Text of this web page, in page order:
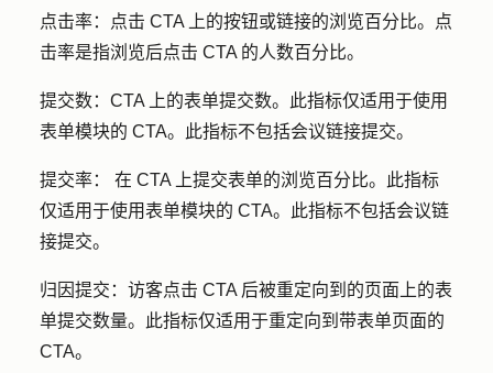
点击率：点击 CTA 上的按钮或链接的浏览百分比。点
击率是指浏览后点击 CTA 的人数百分比。
提交数： CTA 上的表单提交数。此指标仅适用于使用
表单模块的 CTA。此指标不包括会议链接提交。
提交率： 在 CTA 上提交表单的浏览百分比。此指标
仅适用于使用表单模块的 CTA。此指标不包括会议链
接提交。
归因提交 ：访客点击 CTA 后被重定向到的页面上的表
单提交数量。此指标仅适用于重定向到带表单页面的
CTA。